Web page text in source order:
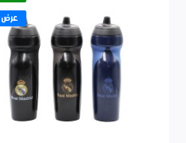
عرض